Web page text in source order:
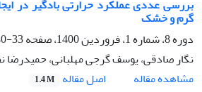
بررسی عددی عملکرد حرارتی بادگیر در
گرم و خشک
دوره 8، شماره 1، فروردین 1400، صفحه
33-40
نگار صادقی، یوسف گرجی مهلبانی، حمیدرضا
مشاهده مقاله
اصل مقاله 1.4 M